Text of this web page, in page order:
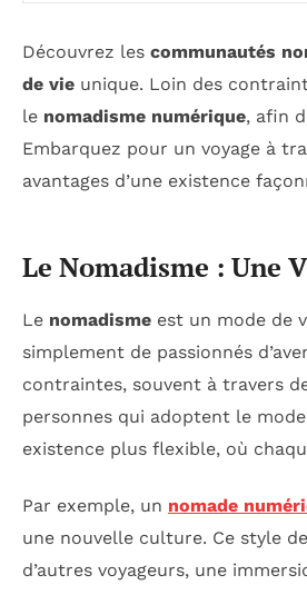
Découvrez les communautés
de vie unique. Loin des
le nomadisme numérique, afin
Embarquez pour un voyage à
avantages d’une existence
Le Nomadisme : Une
Le nomadisme est un mode de
simplement de passionnés
contraintes, souvent à travers
personnes qui adoptent le
existence plus flexible, où
Par exemple, un nomade
une nouvelle culture. Ce style
d’autres voyageurs, une